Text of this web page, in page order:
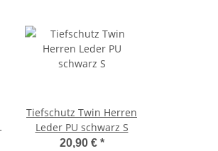
Tiefschutz Twin Herren
Leder PU schwarz S
20,90 € *